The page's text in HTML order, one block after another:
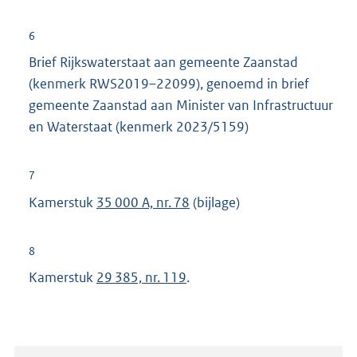
6
Brief Rijkswaterstaat aan gemeente Zaanstad
(kenmerk RWS2019–22099), genoemd in brief
gemeente Zaanstad aan Minister van Infrastructuur
en Waterstaat (kenmerk 2023/5159)
7
Kamerstuk 35 000 A, nr. 78 (bijlage)
8
Kamerstuk 29 385, nr. 119.